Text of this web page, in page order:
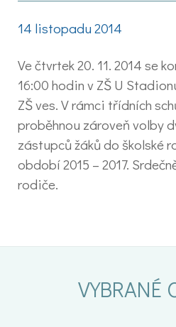
14 listopadu 2014
Ve čtvrtek 20. 11. 2014 se
16:00 hodin v ZŠ U
ZŠ ves. V rámci třídních
proběhnou zároveň volby
zástupců žáků do školské
období 2015 – 2017.
rodiče.
VYBRANÉ